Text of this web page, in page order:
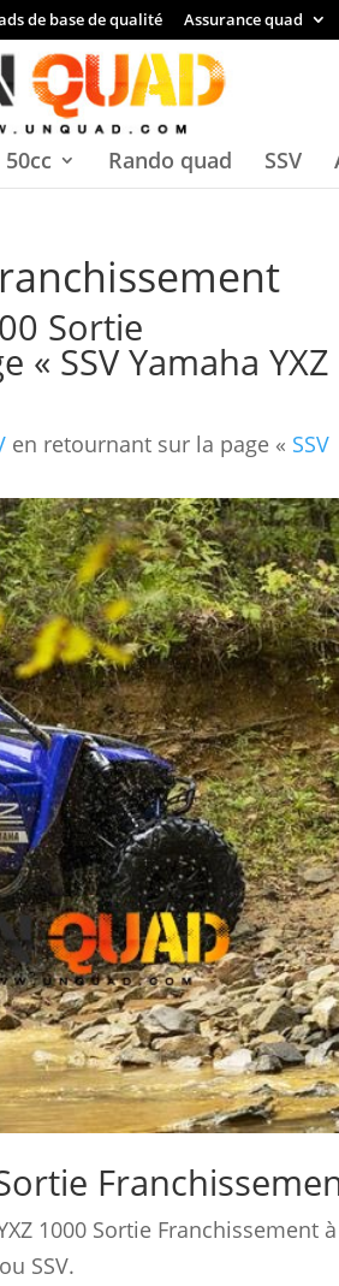
de base de qualité Assurance quad
Rando quad SSV
Sortie
« SSV Yamaha YXZ
en retournant sur la page « SSV
1000 Sortie Franchissement à
SSV.